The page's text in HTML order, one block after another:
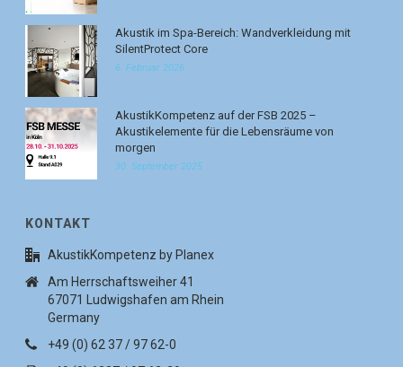
Akustik im Spa-Bereich: Wandverkleidung mit
SilentProtect Core
6. Februar 2026
AkustikKompetenz auf der FSB 2025 –
Akustikelemente für die Lebensräume von
morgen
30. September 2025
KONTAKT
AkustikKompetenz by Planex
Am Herrschaftsweiher 41
67071 Ludwigshafen am Rhein
Germany
+49 (0) 62 37 / 97 62-0